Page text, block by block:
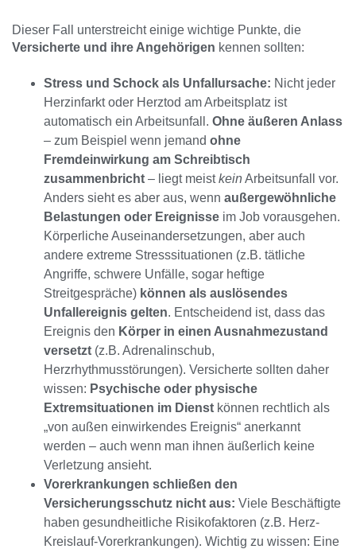
Dieser Fall unterstreicht einige wichtige Punkte, die
Versicherte und ihre Angehörigen kennen sollten:
Stress und Schock als Unfallursache: Nicht jeder
Herzinfarkt oder Herztod am Arbeitsplatz ist
automatisch ein Arbeitsunfall. Ohne äußeren Anlass
– zum Beispiel wenn jemand ohne
Fremdeinwirkung am Schreibtisch
zusammenbricht – liegt meistkeinArbeitsunfall vor.
Anders sieht es aber aus, wenn außergewöhnliche
Belastungen oder Ereignisse im Job vorausgehen.
Körperliche Auseinandersetzungen, aber auch
andere extreme Stresssituationen (z.B. tätliche
Angriffe, schwere Unfälle, sogar heftige
Streitgespräche) können als auslösendes
Unfallereignis gelten. Entscheidend ist, dass das
Ereignis den Körper in einen Ausnahmezustand
versetzt (z.B. Adrenalinschub,
Herzrhythmusstörungen). Versicherte sollten daher
wissen: Psychische oder physische
Extremsituationen im Dienst können rechtlich als
„von außen einwirkendes Ereignis“ anerkannt
werden – auch wenn man ihnen äußerlich keine
Verletzung ansieht.
Vorerkrankungen schließen den
Versicherungsschutz nicht aus: Viele Beschäftigte
haben gesundheitliche Risikofaktoren (z.B. Herz-
Kreislauf-Vorerkrankungen). Wichtig zu wissen: Eine